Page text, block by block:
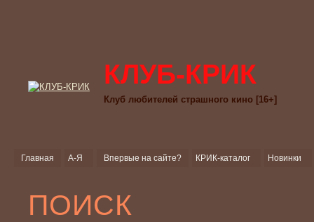
КЛУБ-КРИК
Клуб любителей страшного кино [16+]
Главная А-Я Впервые на сайте? КРИК-каталог Новинки
ПОИСК